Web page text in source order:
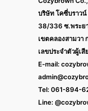
บริษัท โคซี่บราวน์
38/336 ซ.พระย
เขตคลองสามวา
เลขประจำตัวผู้เ
E-mail:
Tel: 061-894-
Line: